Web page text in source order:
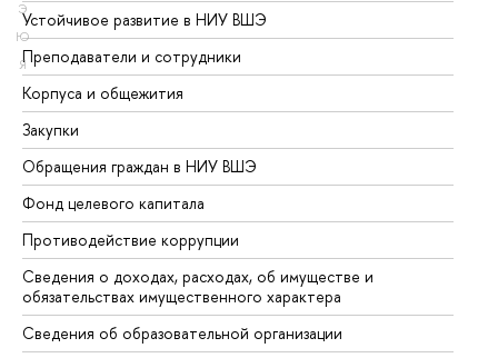
Э
Ю
Я
Устойчивое развитие в НИУ ВШЭ
Преподаватели и сотрудники
Корпуса и общежития
Закупки
Обращения граждан в НИУ ВШЭ
Фонд целевого капитала
Противодействие коррупции
Сведения о доходах, расходах, об имуществе и
обязательствах имущественного характера
Сведения об образовательной организации